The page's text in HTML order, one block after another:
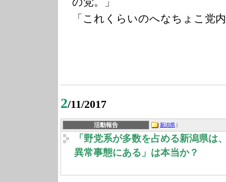
「これくらいのへなちょこ党
2/11/2017
活動報告 新潟県 |
「野党系が多数を占める新潟県は
異常事態にある」は本当か？